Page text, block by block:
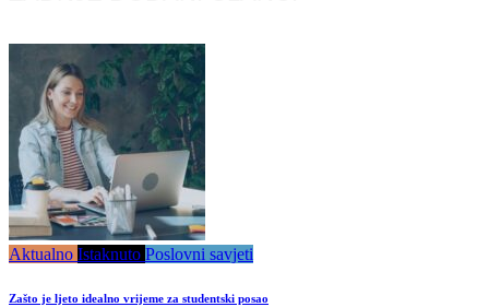
Aktualno Istaknuto Poslovni savjeti
Zašto je ljeto idealno vrijeme za studentski posao